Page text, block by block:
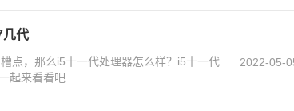
几代
点，那么i5十一代处理器怎么样？i5十一代
起来看看吧
2022-05-